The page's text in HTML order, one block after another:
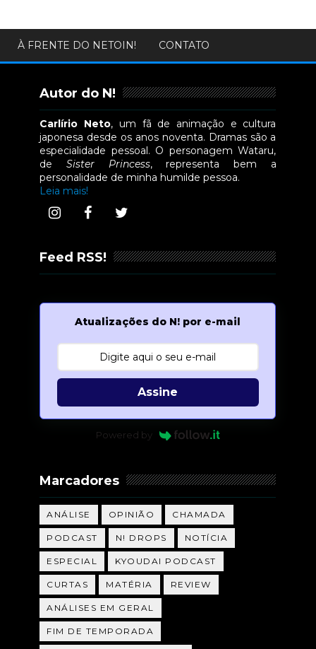
À FRENTE DO NETOIN! CONTATO
Autor do N!
Carlírio Neto, um fã de animação e cultura
japonesa desde os anos noventa. Dramas são a
especialidade pessoal. O personagem Wataru,
deSister Princess, representa bem a
personalidade de minha humilde pessoa.
Leia mais!
Feed RSS!
Atualizações do N! por e-mail
Assine
Powered by
Marcadores
ANÁLISE OPINIÃO CHAMADA
PODCAST N! DROPS NOTÍCIA
ESPECIAL KYOUDAI PODCAST
CURTAS MATÉRIA REVIEW
ANÁLISES EM GERAL
FIM DE TEMPORADA